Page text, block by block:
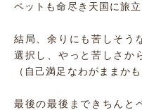
ペットも命尽き天国に旅立
結局、余りにも苦しそう
選択し、やっと苦しさか
（自己満足なわがままか
最後の最後まできちんと